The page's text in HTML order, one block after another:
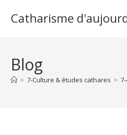
Catharisme
Blog
> 7-Culture & études cathares >